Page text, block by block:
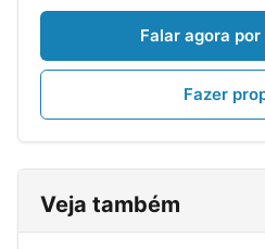
Falar agora
Fazer
Veja também